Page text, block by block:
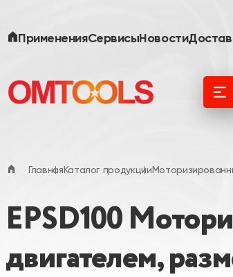
ПримененияСервисыНовости
ГлавнаяКаталог продукции
EPSD100
двигателем,